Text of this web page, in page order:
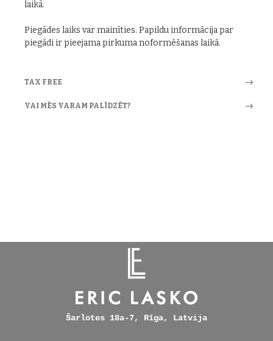
laikā.
Piegādes laiks var mainīties. Papildu informācija par
piegādi ir pieejama pirkuma noformēšanas laikā.
TAX FREE
VAI MĒS VARAM PALĪDZĒT?
Šarlotes 18a-7, Rīga, Latvija